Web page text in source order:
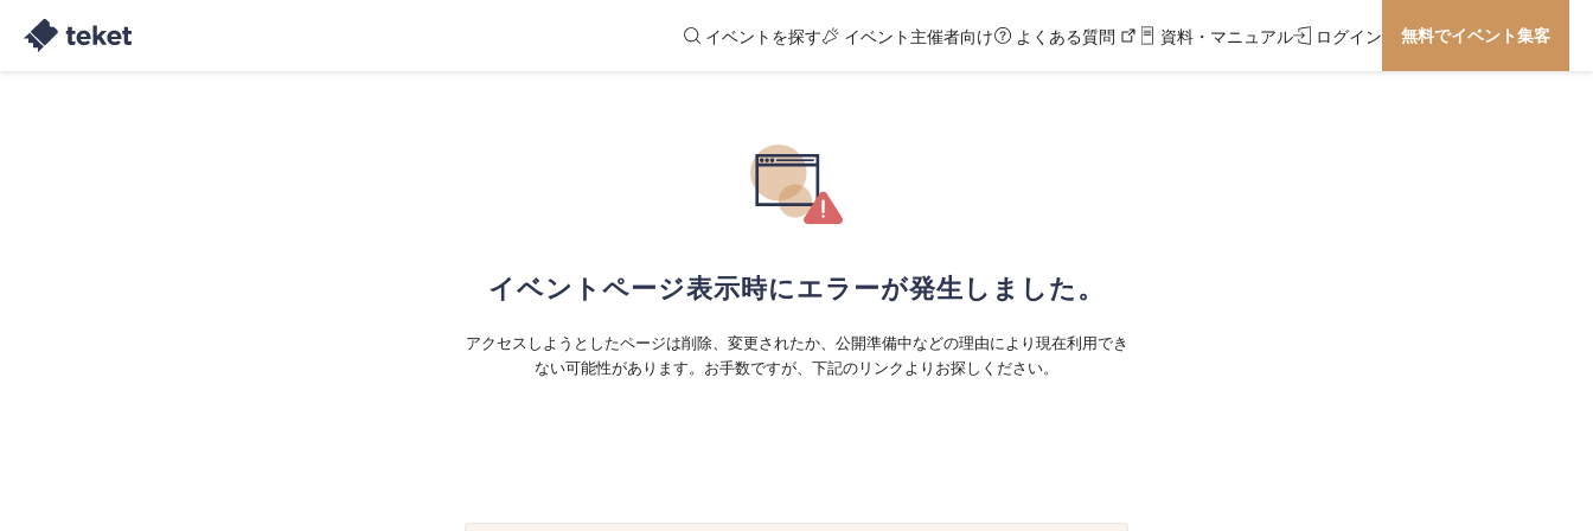
イベントを探す イベント主催者向け よくある質問 資料・マニュアル ログイン 無料でイベント集客
イベントページ表示時にエラーが発生しました。
アクセスしようとしたページは削除、変更されたか、公開準備中などの理由により現在利用でき
ない可能性があります。お手数ですが、下記のリンクよりお探しください。